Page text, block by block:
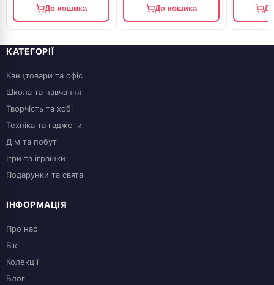
До кошика До кошика
КАТЕГОРІЇ
Канцтовари та офіс
Школа та навчання
Творчість та хобі
Техніка та гаджети
Дім та побут
Ігри та іграшки
Подарунки та свята
ІНФОРМАЦІЯ
Про нас
Вікі
Колекції
Блог